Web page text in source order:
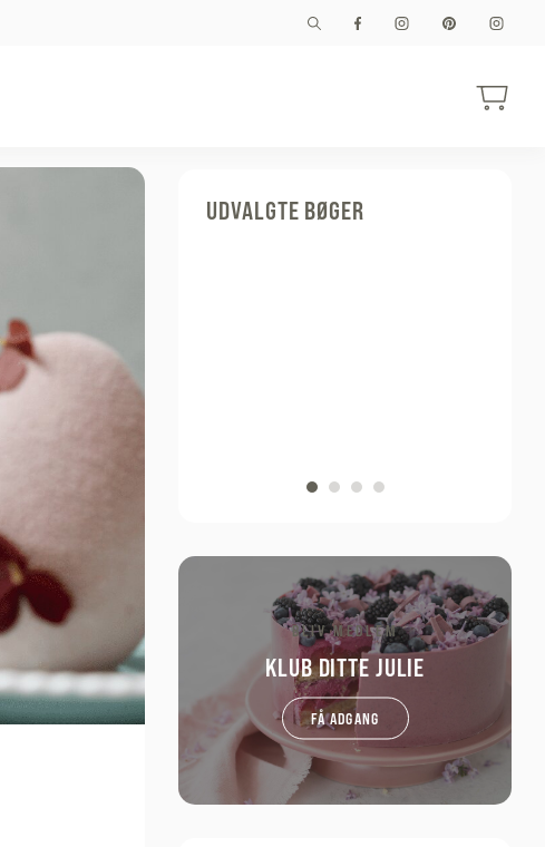
UDVALGTE BØGER
BLIV MEDLEM
KLUB DITTE JULIE
FÅ ADGANG